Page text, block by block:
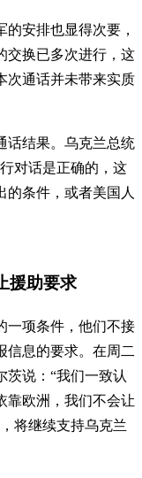
安排也显得次要，
交换已多次进行，这
次通话并未带来实质
话结果。乌克兰总统
对话是正确的，这
的条件，或者美国人
援助要求
一项条件，他们不接
信息的要求。在周二
茨说：“我们一致认
靠欧洲，我们不会让
将继续支持乌克兰